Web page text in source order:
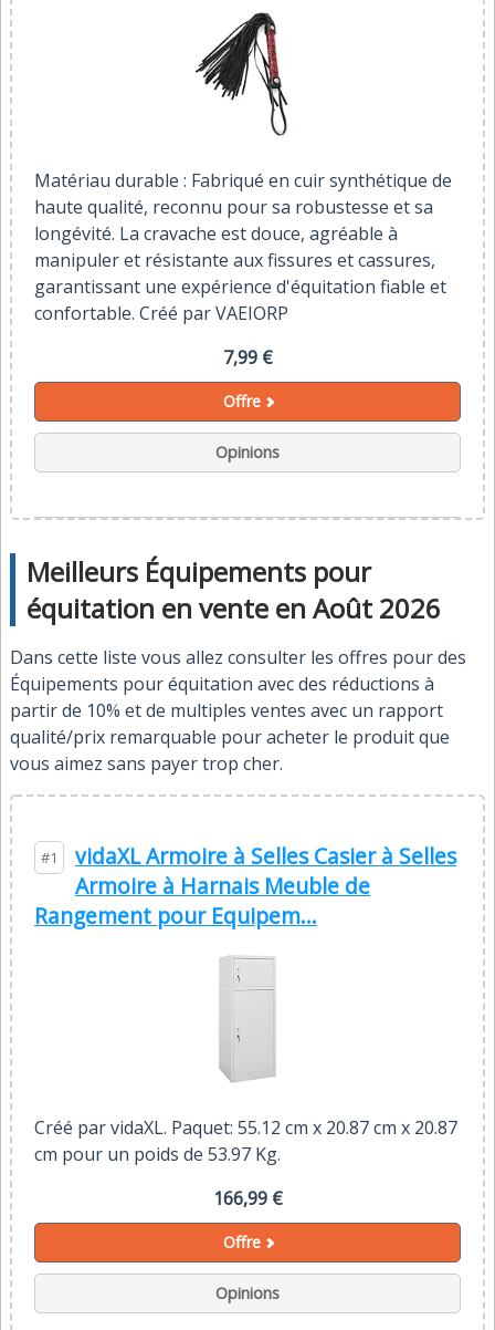
Matériau durable : Fabriqué en cuir synthétique de
haute qualité, reconnu pour sa robustesse et sa
longévité. La cravache est douce, agréable à
manipuler et résistante aux fissures et cassures,
garantissant une expérience d'équitation fiable et
confortable. Créé par VAEIORP
7,99 €
Offre
Opinions
Meilleurs Équipements pour
équitation en vente en Août 2026
Dans cette liste vous allez consulter les offres pour des
Équipements pour équitation avec des réductions à
partir de 10% et de multiples ventes avec un rapport
qualité/prix remarquable pour acheter le produit que
vous aimez sans payer trop cher.
#1
vidaXL Armoire à Selles Casier à Selles
Armoire à Harnais Meuble de
Rangement pour Equipem...
Créé par vidaXL. Paquet: 55.12 cm x 20.87 cm x 20.87
cm pour un poids de 53.97 Kg.
166,99 €
Offre
Opinions